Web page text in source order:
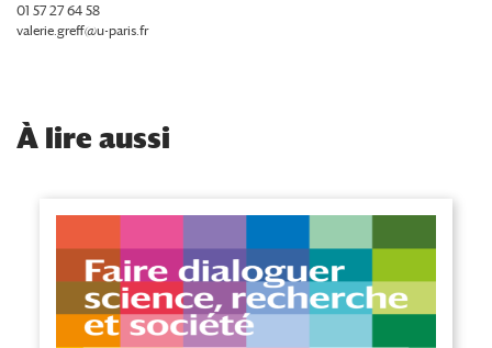
01 57 27 64 58
valerie.greff@u-paris.fr
À lire aussi